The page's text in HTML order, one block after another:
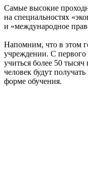
Самые высокие
на специальностях
и «международное
Напомним, что в этом
учреждении. С первого
учиться более 50
человек будут
форме обучения.